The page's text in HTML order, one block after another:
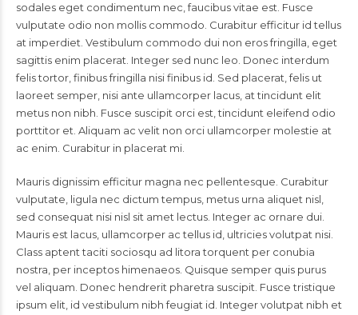
sodales eget condimentum nec, faucibus vitae est. Fusce
vulputate odio non mollis commodo. Curabitur efficitur id tellus
at imperdiet. Vestibulum commodo dui non eros fringilla, eget
sagittis enim placerat. Integer sed nunc leo. Donec interdum
felis tortor, finibus fringilla nisi finibus id. Sed placerat, felis ut
laoreet semper, nisi ante ullamcorper lacus, at tincidunt elit
metus non nibh. Fusce suscipit orci est, tincidunt eleifend odio
porttitor et. Aliquam ac velit non orci ullamcorper molestie at
ac enim. Curabitur in placerat mi.
Mauris dignissim efficitur magna nec pellentesque. Curabitur
vulputate, ligula nec dictum tempus, metus urna aliquet nisl,
sed consequat nisi nisl sit amet lectus. Integer ac ornare dui.
Mauris est lacus, ullamcorper ac tellus id, ultricies volutpat nisi.
Class aptent taciti sociosqu ad litora torquent per conubia
nostra, per inceptos himenaeos. Quisque semper quis purus
vel aliquam. Donec hendrerit pharetra suscipit. Fusce tristique
ipsum elit, id vestibulum nibh feugiat id. Integer volutpat nibh et